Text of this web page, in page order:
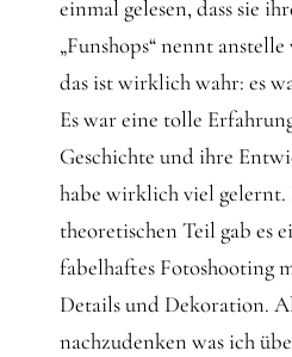
einmal gelesen, dass sie
„Funshops“ nennt
das ist wirklich wahr: es
Es war eine tolle
Geschichte und ihre
habe wirklich viel gelernt.
theoretischen Teil gab es
fabelhaftes Fotoshooting
Details und Dekoration.
nachzudenken was ich